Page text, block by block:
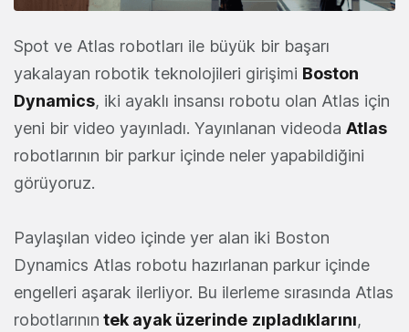
Spot ve Atlas robotları ile büyük bir başarı
yakalayan robotik teknolojileri girişimi Boston
Dynamics, iki ayaklı insansı robotu olan Atlas için
yeni bir video yayınladı. Yayınlanan videoda Atlas
robotlarının bir parkur içinde neler yapabildiğini
görüyoruz.
Paylaşılan video içinde yer alan iki Boston
Dynamics Atlas robotu hazırlanan parkur içinde
engelleri aşarak ilerliyor. Bu ilerleme sırasında Atlas
robotlarının tek ayak üzerinde zıpladıklarını,